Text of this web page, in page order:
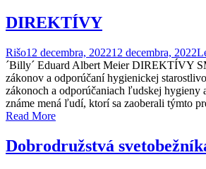
DIREKTÍVY
Rišo12 decembra, 202212 decembra, 2022
´Billy´ Eduard Albert Meier DIREKTÍVY
zákonov a odporúčaní hygienickej
zákonoch a odporúčaniach ľudskej
známe mená ľudí, ktorí sa zaoberali týmto
Read More
Dobrodružstvá